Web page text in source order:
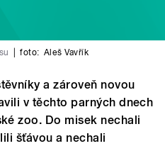
foto: Aleš Vavřík
a zároveň novou
v těchto parných dnech
zoo. Do misek nechali
šťávou a nechali